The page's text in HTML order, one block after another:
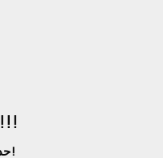
حدث خطأ ما!